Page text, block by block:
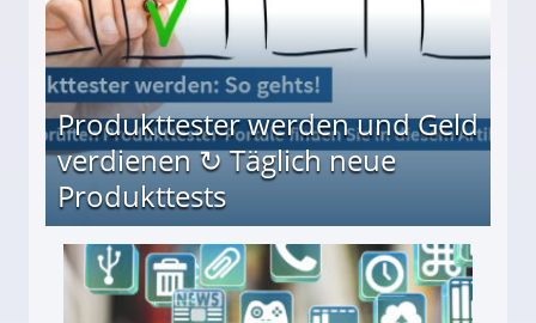
Produkttester werden und Geld
verdienen ↻ Täglich neue
Produkttests
↻ Täglich neue Produkttests